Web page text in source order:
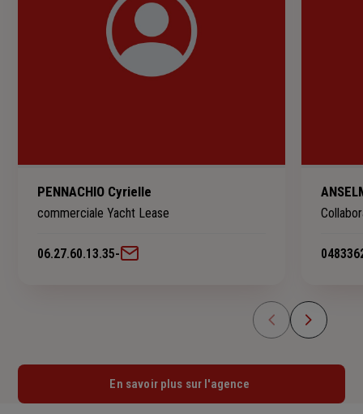
PENNACHIO Cyrielle
commerciale Yacht Lease
06.27.60.13.35-
En savoir plus sur l'agence